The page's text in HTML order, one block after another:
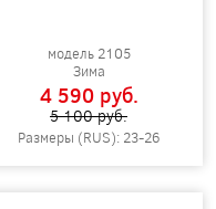
модель 2105
Зима
4 590 pуб.
5 100 pуб.
Размеры (RUS): 23-26